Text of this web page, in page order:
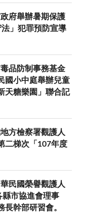
府舉辦暑期保護
」犯罪預防宣導
品防制事務基金
國小中庭舉辦兒童
天糖樂園」聯合記
方檢察署觀護人
二梯次「107年度
民國榮譽觀護人
市協進會理事
長幹部研習會。